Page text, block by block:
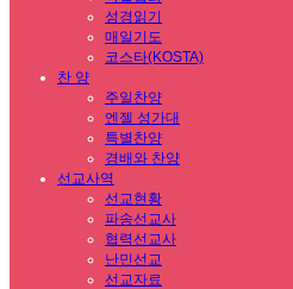
성경읽기
매일기도
코스타(KOSTA)
찬 양
주일찬양
엔젤 성가대
특별찬양
경배와 찬양
선교사역
선교현황
파송선교사
협력선교사
난민선교
선교자료